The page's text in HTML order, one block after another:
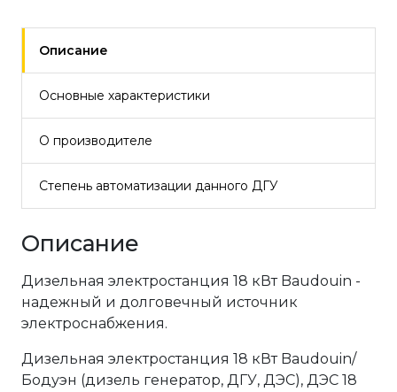
Описание
Основные характеристики
О производителе
Степень автоматизации данного ДГУ
Описание
Дизельная электростанция 18 кВт Baudouin -
надежный и долговечный источник
электроснабжения.
Дизельная электростанция 18 кВт Baudouin/
Бодуэн (дизель генератор, ДГУ, ДЭС), ДЭС 18